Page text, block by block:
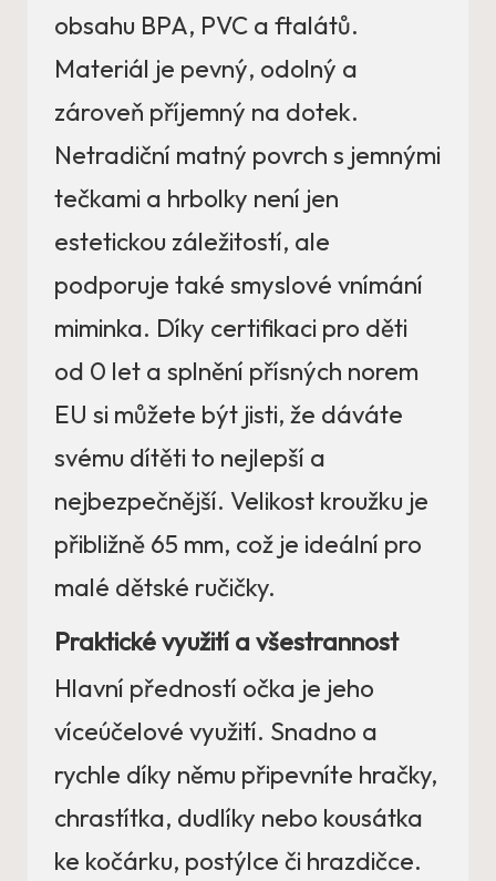
obsahu BPA, PVC a ftalátů.
Materiál je pevný, odolný a
zároveň příjemný na dotek.
Netradiční matný povrch s jemnými
tečkami a hrbolky není jen
estetickou záležitostí, ale
podporuje také smyslové vnímání
miminka. Díky certifikaci pro děti
od 0 let a splnění přísných norem
EU si můžete být jisti, že dáváte
svému dítěti to nejlepší a
nejbezpečnější. Velikost kroužku je
přibližně 65 mm, což je ideální pro
malé dětské ručičky.
Praktické využití a všestrannost
Hlavní předností očka je jeho
víceúčelové využití. Snadno a
rychle díky němu připevníte hračky,
chrastítka, dudlíky nebo kousátka
ke kočárku, postýlce či hrazdičce.